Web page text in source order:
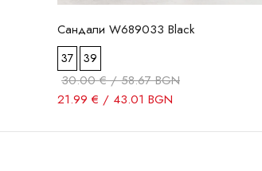
Сандали W689033 Black
37 39
30.00 € / 58.67 BGN
21.99 € / 43.01 BGN